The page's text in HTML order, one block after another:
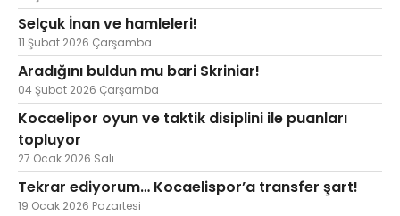
Selçuk İnan ve hamleleri!
11 Şubat 2026 Çarşamba
Aradığını buldun mu bari Skriniar!
04 Şubat 2026 Çarşamba
Kocaelipor oyun ve taktik disiplini ile puanları
topluyor
27 Ocak 2026 Salı
Tekrar ediyorum… Kocaelispor’a transfer şart!
19 Ocak 2026 Pazartesi